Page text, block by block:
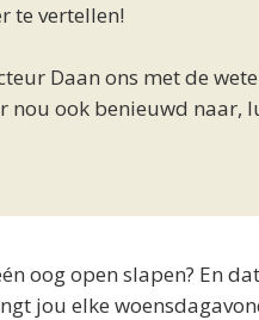
te vertellen!
Daan ons met de
nou ook benieuwd naar,
oog open slapen? En
jou elke